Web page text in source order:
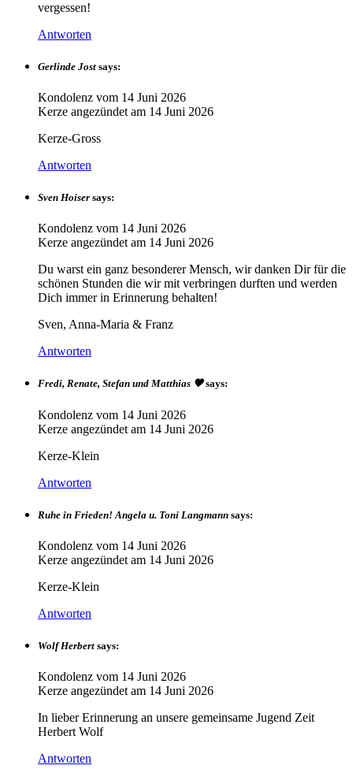
vergessen!
Antworten
Gerlinde Jost says:
Kondolenz vom 14 Juni 2026
Kerze angezündet am 14 Juni 2026
Kerze-Gross
Antworten
Sven Hoiser says:
Kondolenz vom 14 Juni 2026
Kerze angezündet am 14 Juni 2026
Du warst ein ganz besonderer Mensch, wir danken Dir für die
schönen Stunden die wir mit verbringen durften und werden
Dich immer in Erinnerung behalten!
Sven, Anna-Maria & Franz
Antworten
Fredi, Renate, Stefan und Matthias 🖤 says:
Kondolenz vom 14 Juni 2026
Kerze angezündet am 14 Juni 2026
Kerze-Klein
Antworten
Ruhe in Frieden! Angela u. Toni Langmann says:
Kondolenz vom 14 Juni 2026
Kerze angezündet am 14 Juni 2026
Kerze-Klein
Antworten
Wolf Herbert says:
Kondolenz vom 14 Juni 2026
Kerze angezündet am 14 Juni 2026
In lieber Erinnerung an unsere gemeinsame Jugend Zeit
Herbert Wolf
Antworten